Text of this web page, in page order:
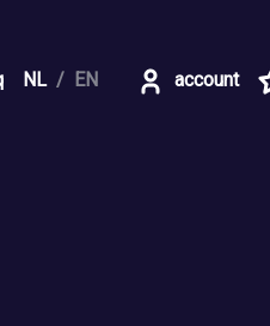
NL EN account